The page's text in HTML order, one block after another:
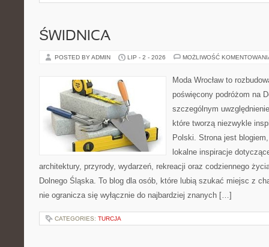
ŚWIDNICA
POSTED BY ADMIN LIP - 2 - 2026 MOŻLIWOŚĆ
Moda Wrocław to
poświęcony podróżom na
szczególnym
które tworzą niezwykle
Polski. Strona jest
lokalne inspiracje
architektury, przyrody, wydarzeń, rekreacji oraz codziennego
Dolnego Śląska. To blog dla osób, które lubią szukać miejsc z
nie ogranicza się wyłącznie do najbardziej znanych […]
CATEGORIES: TURCJA